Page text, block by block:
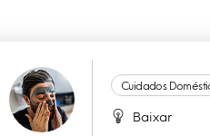
Cuidados
Baixar